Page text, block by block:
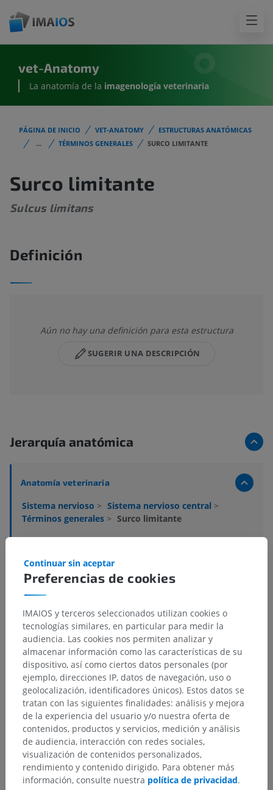
vet-Anatomy
La anatomía de la imagenología veterinaria
PÁGINA DE INICIO VET-ANATOMY
ESTRUCTURAS ANATÓMICAS
...
TÉRMINOS GENERALES SURCO LIMITANTE
Surco limitante
Sulcus limitans
Definición
Aún no hay una definición para esta estructura
SUGERIR UNA DESCRIPCIÓN
Jerarquía anatómica
Anatomía veterinaria
Sistema nervioso > Sistema nervioso central >
Términos generales > Surco limitante
subyacentes correspondientes para esta parte
anatómica
Traducciones
¿Ha detectado un error?
No dude en sugerir una corrección, traducción o
mejora de contenido.
Reportar un error
Preferencias de cookies
Continuar sin aceptar
IMAIOS y terceros seleccionados utilizan cookies o
tecnologías similares, en particular para medir la
audiencia. Las cookies nos permiten analizar y
almacenar información como las características de su
dispositivo, así como ciertos datos personales (por
ejemplo, direcciones IP, datos de navegación, uso o
geolocalización, identificadores únicos). Estos datos se
tratan con las siguientes finalidades: análisis y mejora
de la experiencia del usuario y/o nuestra oferta de
contenidos, productos y servicios, medición y análisis
de audiencia, interacción con redes sociales,
visualización de contenidos personalizados,
rendimiento y contenido dirigido. Para obtener más
información, consulte nuestra política de privacidad.